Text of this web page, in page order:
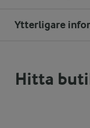
Ytterligare
Hitta